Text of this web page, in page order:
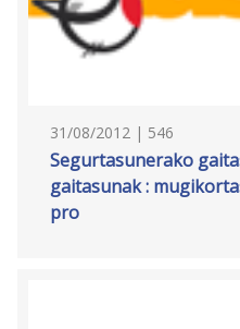
31/08/2012 | 546
Segurtasunerako
gaitasunak :
pro